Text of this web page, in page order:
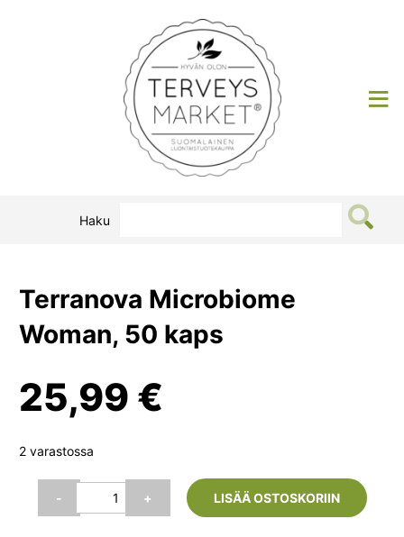
Terveysmarket
Haku
Terranova Microbiome
Woman, 50 kaps
25,99 €
2 varastossa
-
Terranova
Microbiome
+ LISÄÄ OSTOSKORIIN